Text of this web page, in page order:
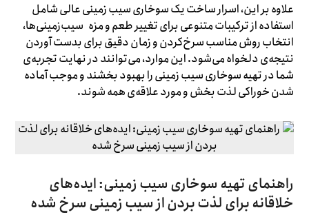
علاوه بر این، اسرار ساخت یک سوخاری سیب زمینی عالی شامل
استفاده از ترکیبات متنوعی برای تغییر طعم و مزه سیب‌زمینی‌ها،
انتخاب روش مناسب سرخ‌کردن و زمان دقیق برای بدست آوردن
نتیجه‌ی دلخواه می‌شود. این موارد، می‌توانند در نهایت تجربه‌ی
شما در تهیه سوخاری سیب زمینی را بهبود بخشند و موجب آماده
شدن خوراکی لذت بخش و مورد علاقه‌ی همه شوند.
راهنمای تهیه سوخاری سیب زمینی: ایده‌های
خلاقانه برای لذت بردن از سیب زمینی سرخ شده